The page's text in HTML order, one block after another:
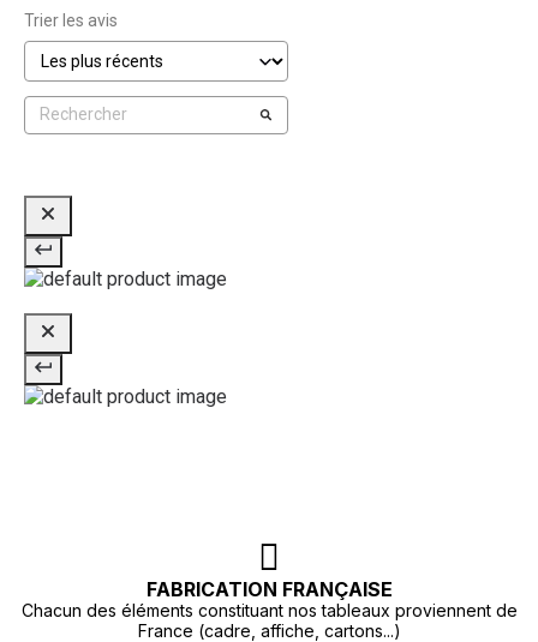
Trier les avis
FABRICATION FRANÇAISE
Chacun des éléments constituant nos tableaux proviennent de
France (cadre, affiche, cartons...)